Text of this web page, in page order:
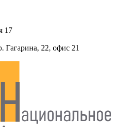
17
22, офис 21